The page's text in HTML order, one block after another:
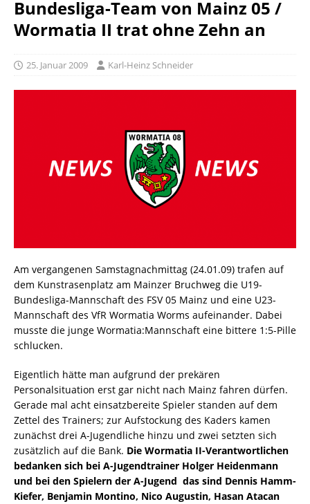
Bundesliga-Team von Mainz 05 /
Wormatia II trat ohne Zehn an
25. Januar 2009 Karl-Heinz Schneider
Am vergangenen Samstagnachmittag (24.01.09) trafen auf
dem Kunstrasenplatz am Mainzer Bruchweg die U19-
Bundesliga-Mannschaft des FSV 05 Mainz und eine U23-
Mannschaft des VfR Wormatia Worms aufeinander. Dabei
musste die junge Wormatia:Mannschaft eine bittere 1:5-Pille
schlucken.
Eigentlich hätte man aufgrund der prekären
Personalsituation erst gar nicht nach Mainz fahren dürfen.
Gerade mal acht einsatzbereite Spieler standen auf dem
Zettel des Trainers; zur Aufstockung des Kaders kamen
zunächst drei A-Jugendliche hinzu und zwei setzten sich
zusätzlich auf die Bank. Die Wormatia II-Verantwortlichen
bedanken sich bei A-Jugendtrainer Holger Heidenmann
und bei den Spielern der A-Jugend  das sind Dennis Hamm-
Kiefer, Benjamin Montino, Nico Augustin, Hasan Atacan